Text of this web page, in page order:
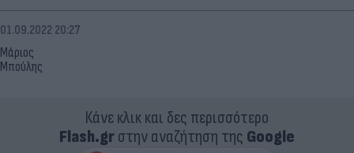
Μάριος
Μπούλης
01.09.2022 20:27
Κάνε κλικ και δες περισσότερο
Flash.grστην αναζήτηση της Google